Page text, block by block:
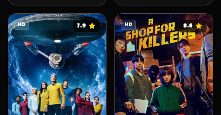
HD 8.4
HD 7.9